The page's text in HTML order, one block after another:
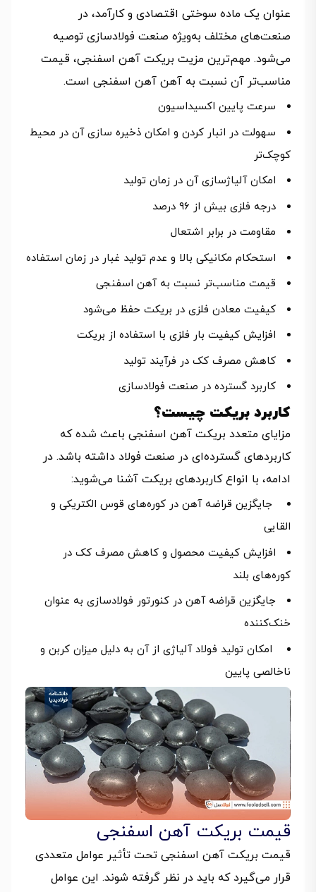
عنوان یک ماده سوختی اقتصادی و کارآمد، در
صنعت‌های مختلف به‌ویژه صنعت فولادسازی توصیه
می‌شود. مهم‌ترین مزیت بریکت آهن اسفنجی، قیمت
مناسب‌تر آن نسبت به آهن آهن اسفنجی است.
سرعت پایین اکسیداسیون
سهولت در انبار کردن و امکان ذخیره سازی آن در محیط
کوچک‌تر
امکان آلیاژسازی آن در زمان تولید
درجه فلزی بیش از ۹۶ درصد
مقاومت در برابر اشتعال
استحکام مکانیکی بالا و عدم تولید غبار در زمان استفاده
قیمت مناسب‌تر نسبت به آهن اسفنجی
کیفیت معادن فلزی در بریکت حفظ می‌شود
افزایش کیفیت بار فلزی با استفاده از بریکت
کاهش مصرف کک در فرآیند تولید
کاربرد گسترده در صنعت فولادسازی
کاربرد بریکت چیست؟
مزایای متعدد بریکت آهن اسفنجی باعث شده که
کاربردهای گسترده‌ای در صنعت فولاد داشته باشد. در
ادامه، با انواع کاربردهای بریکت آشنا می‌شوید:
جایگزین قراضه آهن در کوره‌های قوس الکتریکی و
القایی
افزایش کیفیت محصول و کاهش مصرف کک در
کوره‌های بلند
جایگزین قراضه آهن در کنورتور فولادسازی به عنوان
خنک‌کننده
امکان تولید فولاد آلیاژی از آن به دلیل میزان کربن و
ناخالصی پایین
قیمت بریکت آهن اسفنجی
قیمت بریکت آهن اسفنجی تحت تأثیر عوامل متعددی
قرار می‌گیرد که باید در نظر گرفته شوند. این عوامل